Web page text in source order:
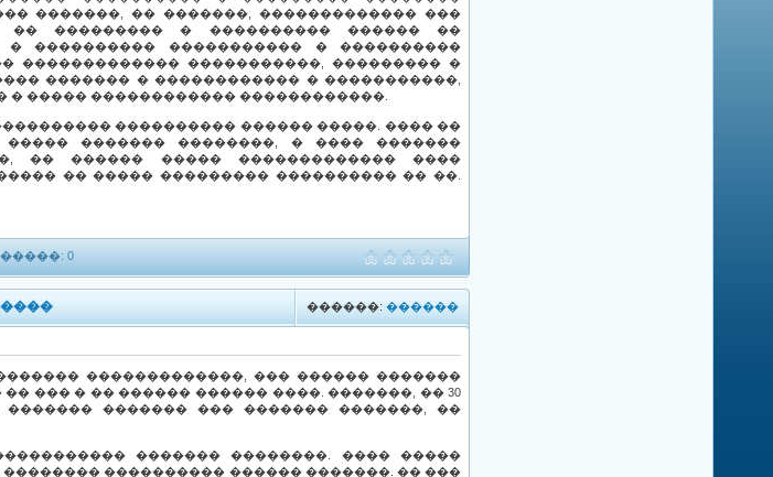
�������, �� �������, ������������� ���
�� ��������� � ���������� ������ ��
���������� ����������� � ����������
������������� �����������, ��������� �
������� � ������������ � �����������,
� ����� ������������ ������������.
���������� ������ �����. ���� ��
������� ��������, � ���� �������
�� ������ ����� ������������� ����
�� ����� ��������� ���������� �� ��.
0
������:������
�������������, ��� ������ �������
��� � �� ������ ������ ����. �������, �� 30
������� ��� ������� �������, ��
������� ��������. ���� �����
���������� ������ �������. �� ���